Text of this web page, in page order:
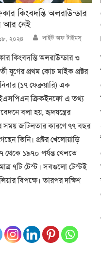
কিংবদন্তি অলরাউন্ডার
আর নেই
১৮, ২০২৪ Author
লাইট অফ টাইমস্
কিংবদন্তি অলরাউন্ডার ও
যুগের প্রথম কোচ মাইক প্রক্টর
(১৭ ফেব্রুয়ারি) এক
ইএসপিএন ক্রিকইনফো এ তথ্য
বলা হয়, হৃদযন্ত্রের
সময় জটিলতার কারণে ৭৭ বছর
তিনি। প্রক্টর খেলোয়াড়ি
থেকে ১৯৭০ পর্যন্ত খেলতে
৭টি টেস্ট। সবগুলো টেস্টই
বিপক্ষে। তারপর দক্ষিণ